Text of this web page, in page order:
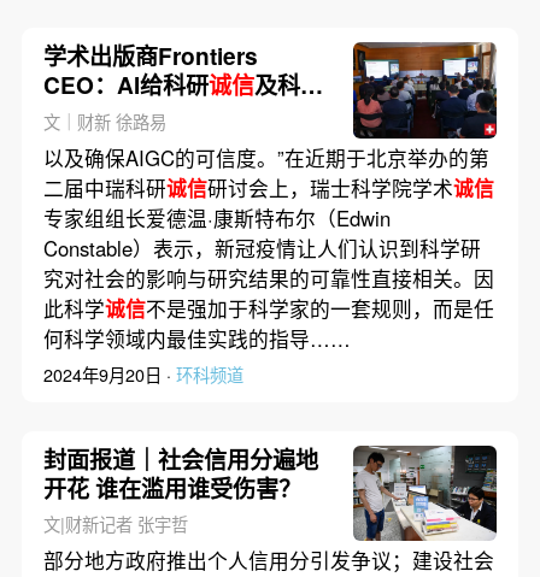
学术出版商Frontiers
CEO：AI给科研诚信及科学
出版带来挑战
文｜财新 徐路易
以及确保AIGC的可信度。”在近期于北京举办的第
二届中瑞科研诚信研讨会上，瑞士科学院学术诚信
专家组组长爱德温·康斯特布尔（Edwin
Constable）表示，新冠疫情让人们认识到科学研
究对社会的影响与研究结果的可靠性直接相关。因
此科学诚信不是强加于科学家的一套规则，而是任
何科学领域内最佳实践的指导……
2024年9月20日 · 环科频道
封面报道｜社会信用分遍地
开花 谁在滥用谁受伤害？
文|财新记者 张宇哲
部分地方政府推出个人信用分引发争议；建设社会